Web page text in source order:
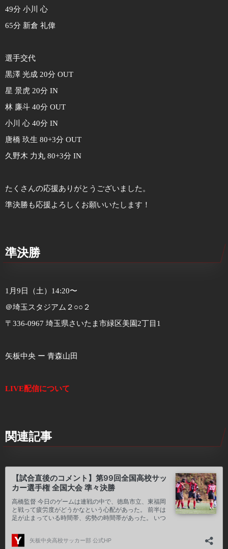
49分 小川 心
65分 新倉 礼偉
選手交代
黒澤 光成 20分 OUT
星 景虎 20分 IN
林 廉斗 40分 OUT
小川 心 40分 IN
唐橋 玖生 80+3分 OUT
久野木 力丸 80+3分 IN
たくさんの応援ありがとうございました。
準決勝も応援よろしくお願いいたします！
準決勝
1月9日（土）14:20〜
＠埼玉スタジアム２○○２
〒336-0967 埼玉県さいたま市緑区美園2丁目1
矢板中央 ー 青森山田
LIVE配信について
関連記事